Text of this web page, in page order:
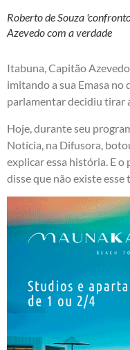
Roberto de Souza
Azevedo com a verdade
Itabuna, Capitão
imitando a sua Emasa no
parlamentar decidiu tirar
Hoje, durante seu
Notícia, na Difusora,
explicar essa história. E
disse que não existe esse